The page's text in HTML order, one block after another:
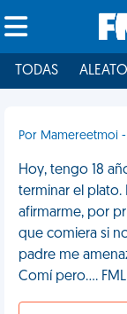
TODAS
Por Mamereetmoi
Hoy, tengo 18
terminar el plato.
afirmarme, por
que comiera si
padre me
Comí pero.... FML